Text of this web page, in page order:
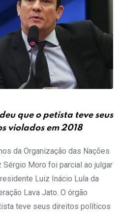
que o petista teve seus
violados em 2018
da Organização das Nações
Moro foi parcial ao julgar
Luiz Inácio Lula da
Lava Jato. O órgão
teve seus direitos políticos